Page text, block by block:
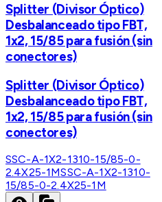
Splitter (Divisor Óptico)
Desbalanceado tipo FBT,
1x2, 15/85 para fusión (sin
conectores)
Splitter (Divisor Óptico)
Desbalanceado tipo FBT,
1x2, 15/85 para fusión (sin
conectores)
SSC-A-1X2-1310-15/85-0-
2.4X25-1MSSC-A-1X2-1310-
15/85-0-2.4X25-1M